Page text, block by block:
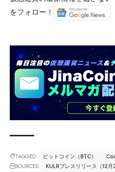
をフォロー！
TAGGED: ビットコイン（BTC）
SOURCES:
KULRプレスリリース（12月